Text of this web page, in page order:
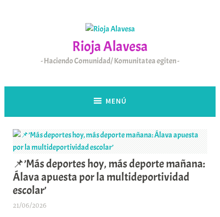
Rioja Alavesa
Haciendo Comunidad/ Komunitatea egiten
MENÚ
📌’Más deportes hoy, más deporte mañana:
Álava apuesta por la multideportividad
escolar’
21/06/2026